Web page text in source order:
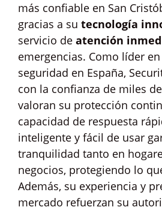
más confiable en San
gracias a su tecnología
servicio de atención
emergencias. Como líder
seguridad en España,
con la confianza de miles
valoran su protección
capacidad de respuesta
inteligente y fácil de usar
tranquilidad tanto en
negocios, protegiendo lo
Además, su experiencia y
mercado refuerzan su